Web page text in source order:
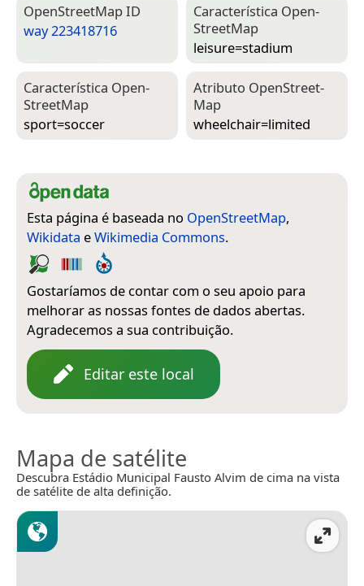
Open­Street­Map ID
way 223418716
Característica Open­
Street­Map
leisure=­stadium
Característica Open­
Street­Map
sport=­soccer
Atributo Open­Street­
Map
wheelchair=­limited
Esta página é baseada no OpenStreetMap,
Wikidata eWikimedia Commons.
Gostaríamos de contar com o seu apoio para
melhorar as nossas fontes de dados abertas.
Agradecemos a sua contribuição.
Editar este local
Mapa de satélite
Descubra Estádio Municipal Fausto Alvim de cima na vista
de satélite de alta definição.